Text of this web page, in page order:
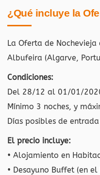
¿Qué incluye la
La Oferta de
Albufeira (Algarve,
Condiciones:
Del 28/12 al 01/01/
Mínimo 3 noches, y
Días posibles de
El precio incluye:
• Alojamiento en
• Desayuno Buffet (en